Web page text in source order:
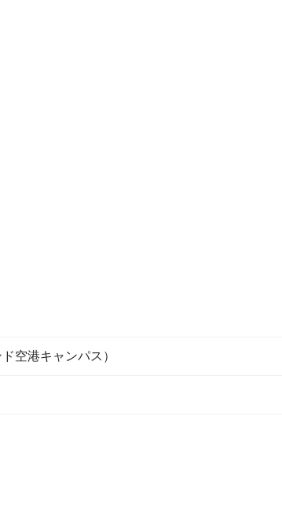
空港キャンパス）